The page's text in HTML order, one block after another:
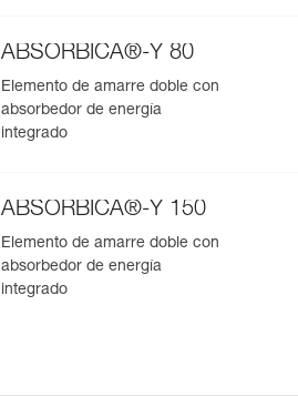
ABSORBICA®-Y 80
Elemento de amarre doble con
absorbedor de energía
integrado
ABSORBICA®-Y 150
Elemento de amarre doble con
absorbedor de energía
integrado